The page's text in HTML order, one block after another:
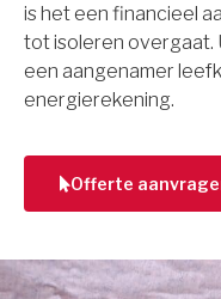
is het een financieel
tot isoleren overgaat.
een aangenamer
energierekening.
Offerte